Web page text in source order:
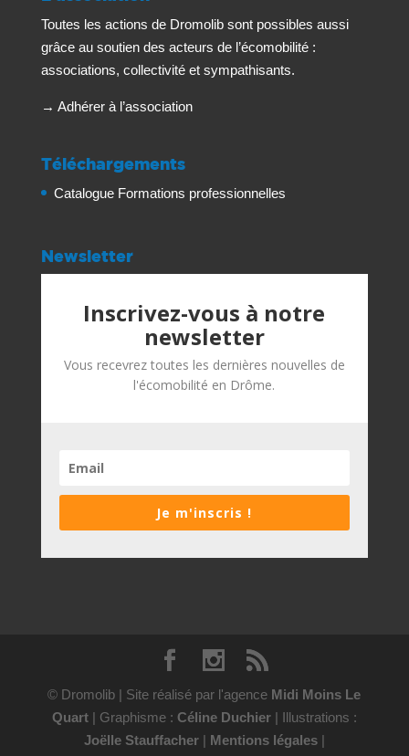
Toutes les actions de Dromolib sont possibles aussi
grâce au soutien des acteurs de l’écomobilité :
associations, collectivité et sympathisants.
→ Adhérer à l’association
Téléchargements
Catalogue Formations professionnelles
Newsletter
Inscrivez-vous à notre
newsletter
Vous recevrez toutes les dernières nouvelles de
l'écomobilité en Drôme.
Je m'inscris !
© Dromolib | Site réalisé par l'agence Midi Moins Le
Quart| Graphisme : Céline Duchier| Illustrations :
Joëlle Stauffacher| Mentions légales|